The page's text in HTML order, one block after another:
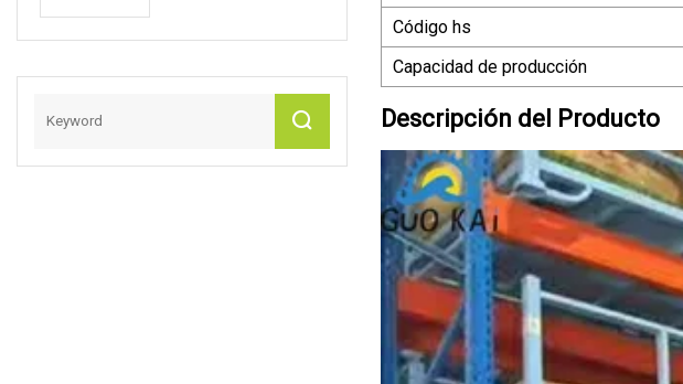
Escalera Para
Barandilla De Tubo
Inoxidable 304,
Código hs
Capacidad de producción
Descripción del Producto